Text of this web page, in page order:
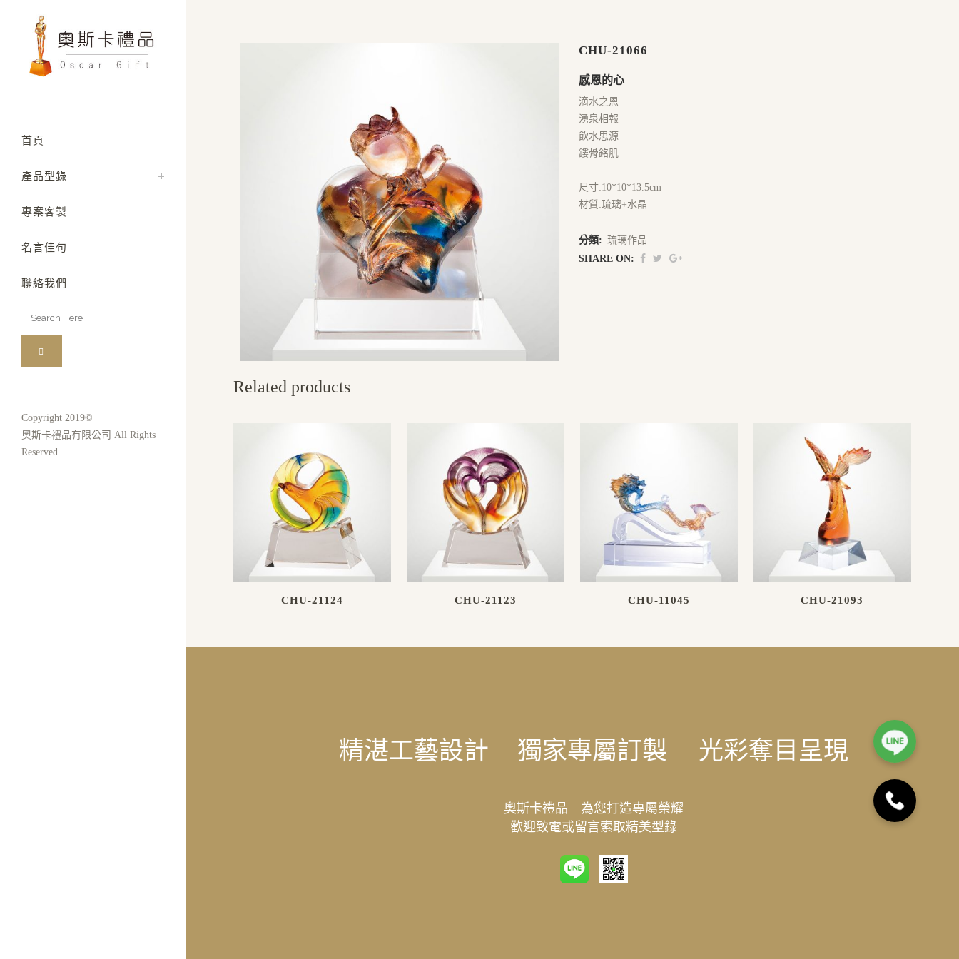
首頁
產品型錄
專案客製
名言佳句
聯絡我們
Copyright 2019©
奧斯卡禮品有限公司 All Rights
Reserved.
CHU-21066
感恩的心
滴水之恩
湧泉相報
飲水思源
鏤骨銘肌
尺寸:10*10*13.5cm
材質:琉璃+水晶
分類: 琉璃作品
SHARE ON:
Related products
CHU-21124 CHU-21123 CHU-11045 CHU-21093
精湛工藝設計 獨家專屬訂製 光彩奪目呈現
奧斯卡禮品 為您打造專屬榮耀
歡迎致電或留言索取精美型錄